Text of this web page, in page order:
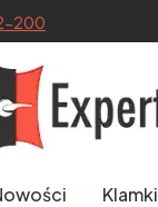
200
Klamki